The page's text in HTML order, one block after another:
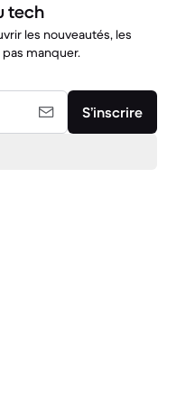
tech
les nouveautés, les
manquer.
S’inscrire